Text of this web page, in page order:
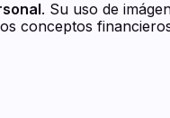
. Su uso de
conceptos